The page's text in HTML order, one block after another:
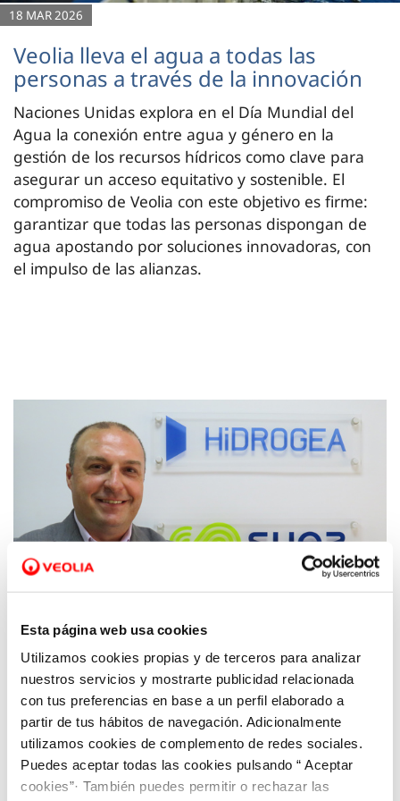
Esta página web usa cookies
Utilizamos cookies propias y de terceros para analizar
nuestros servicios y mostrarte publicidad relacionada
con tus preferencias en base a un perfil elaborado a
partir de tus hábitos de navegación. Adicionalmente
utilizamos cookies de complemento de redes sociales.
Puedes aceptar todas las cookies pulsando “ Aceptar
cookies”· También puedes permitir o rechazar las
18 MAR 2026
Veolia lleva el agua a todas las
personas a través de la innovación
Naciones Unidas explora en el Día Mundial del
Agua la conexión entre agua y género en la
gestión de los recursos hídricos como clave para
asegurar un acceso equitativo y sostenible. El
compromiso de Veolia con este objetivo es firme:
garantizar que todas las personas dispongan de
agua apostando por soluciones innovadoras, con
el impulso de las alianzas.
20 MAY 2019
Andrés Martínez Gumbau, nuevo Gerente
de Hidrogea en Cartagena